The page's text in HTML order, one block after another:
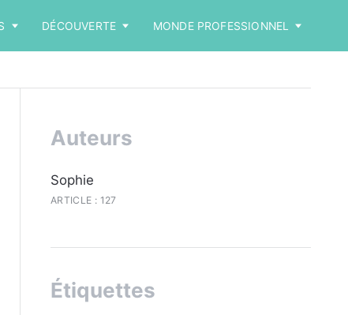
DÉCOUVERTE MONDE PROFESSIONNEL
Auteurs
Sophie
ARTICLE : 127
Étiquettes